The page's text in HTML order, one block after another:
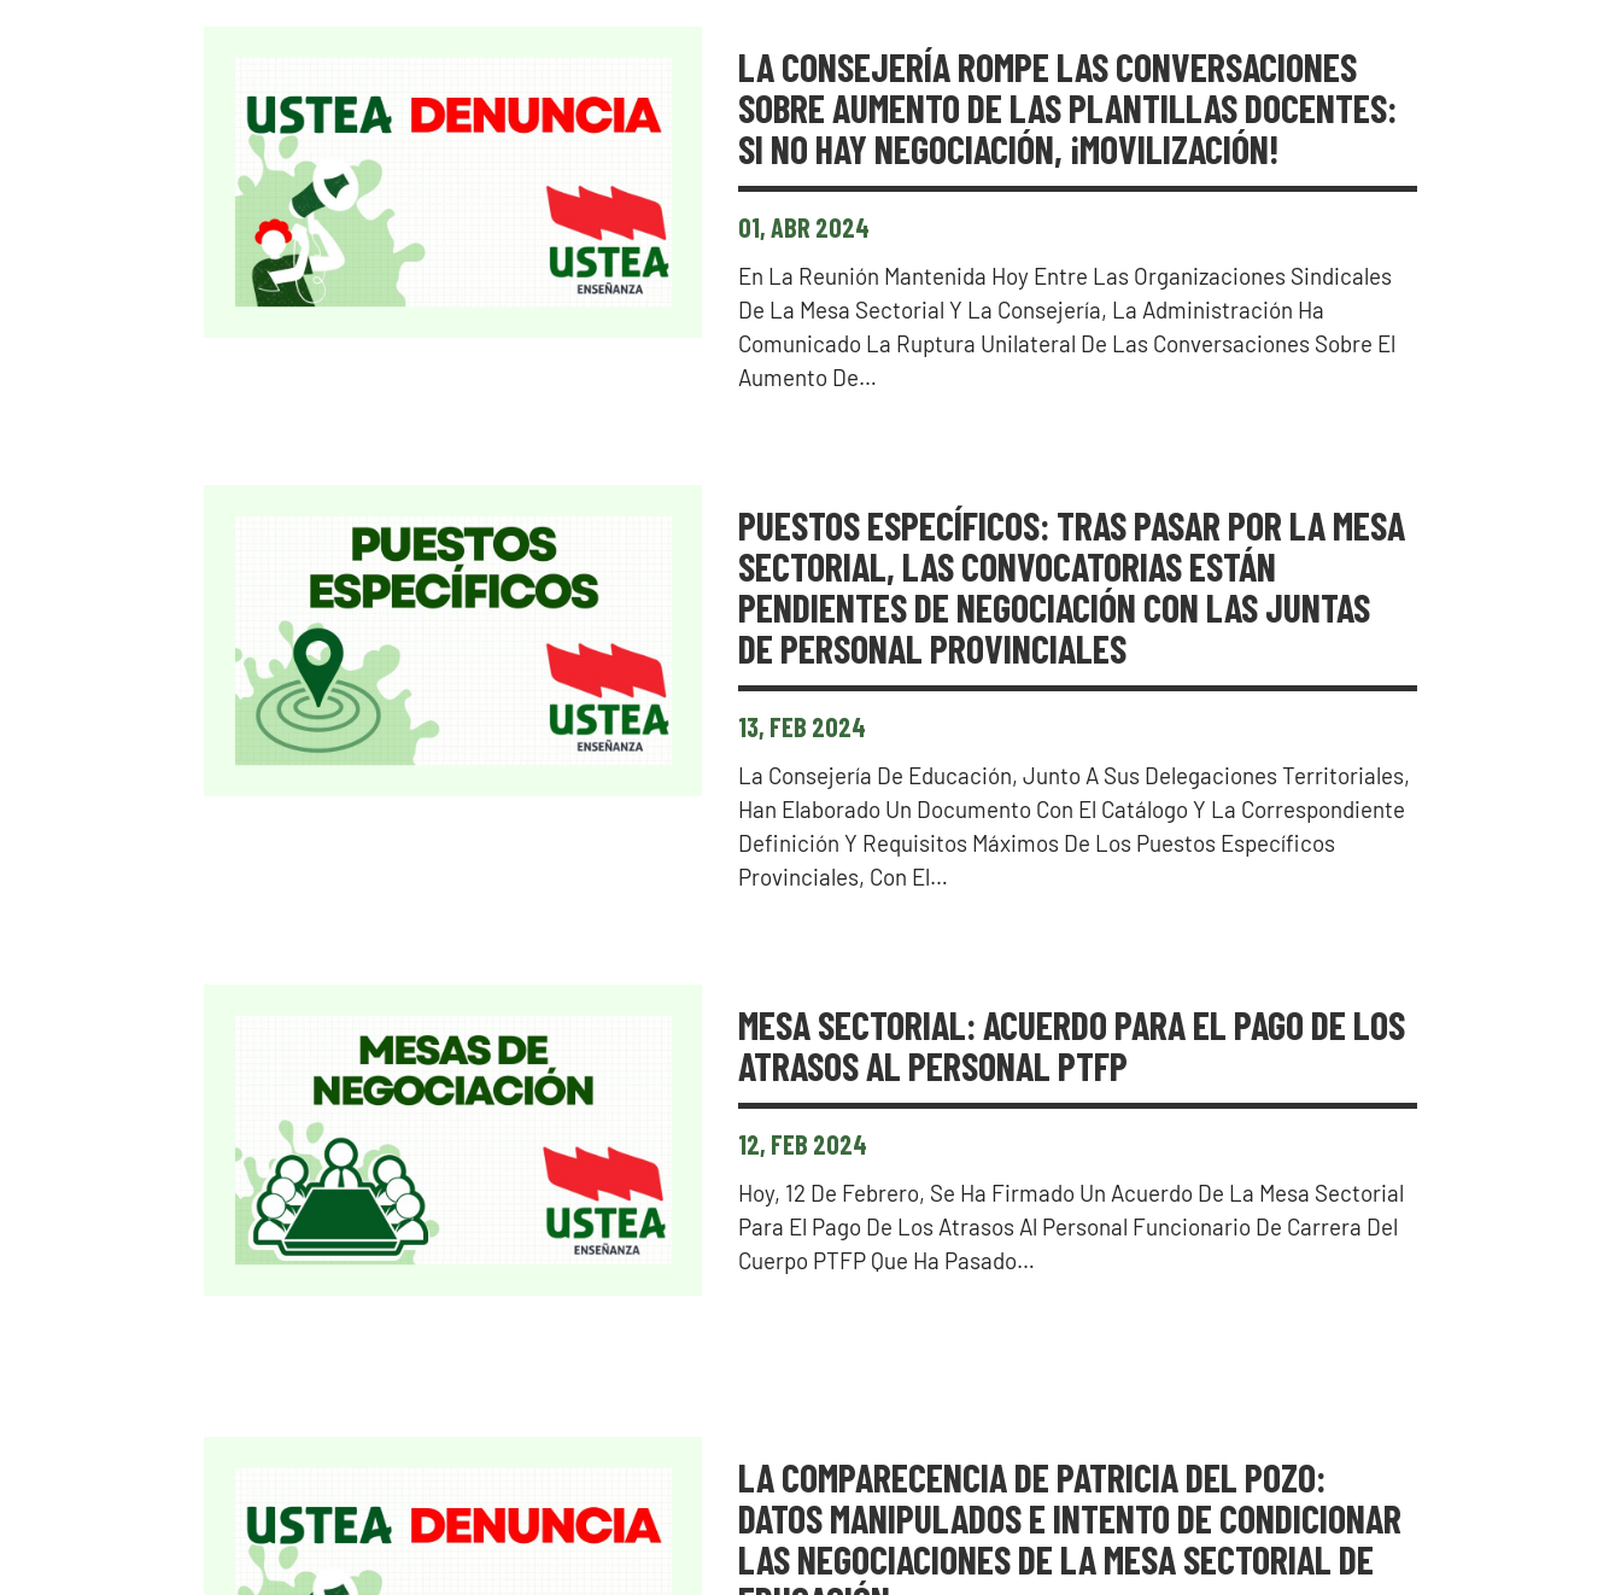
LA CONSEJERÍA ROMPE LAS CONVERSACIONES
SOBRE AUMENTO DE LAS PLANTILLAS DOCENTES:
SI NO HAY NEGOCIACIÓN, ¡MOVILIZACIÓN!
01, ABR 2024
En La Reunión Mantenida Hoy Entre Las Organizaciones Sindicales
De La Mesa Sectorial Y La Consejería, La Administración Ha
Comunicado La Ruptura Unilateral De Las Conversaciones Sobre El
Aumento De…
PUESTOS ESPECÍFICOS: TRAS PASAR POR LA MESA
SECTORIAL, LAS CONVOCATORIAS ESTÁN
PENDIENTES DE NEGOCIACIÓN CON LAS JUNTAS
DE PERSONAL PROVINCIALES
13, FEB 2024
La Consejería De Educación, Junto A Sus Delegaciones Territoriales,
Han Elaborado Un Documento Con El Catálogo Y La Correspondiente
Definición Y Requisitos Máximos De Los Puestos Específicos
Provinciales, Con El…
MESA SECTORIAL: ACUERDO PARA EL PAGO DE LOS
ATRASOS AL PERSONAL PTFP
12, FEB 2024
Hoy, 12 De Febrero, Se Ha Firmado Un Acuerdo De La Mesa Sectorial
Para El Pago De Los Atrasos Al Personal Funcionario De Carrera Del
Cuerpo PTFP Que Ha Pasado…
LA COMPARECENCIA DE PATRICIA DEL POZO:
DATOS MANIPULADOS E INTENTO DE CONDICIONAR
LAS NEGOCIACIONES DE LA MESA SECTORIAL DE